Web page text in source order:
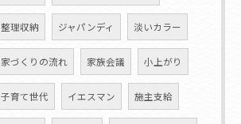
整理収納 ジャパンディ 淡いカラー
家づくりの流れ 家族会議 小上がり
子育て世代 イエスマン 施主支給